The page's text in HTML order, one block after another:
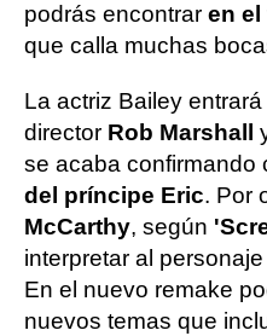
podrás encontrar en el
que calla muchas
La actriz Bailey
director Rob Marshall
se acaba confirmando
del príncipe Eric. Por
McCarthy, según
interpretar al
En el nuevo remake
nuevos temas que